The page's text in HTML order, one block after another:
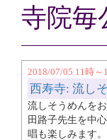
寺院毎
2018/07/05 11時
西寿寺: 流し
流しそうめんを
田路子先生を中
唱も楽しみます。